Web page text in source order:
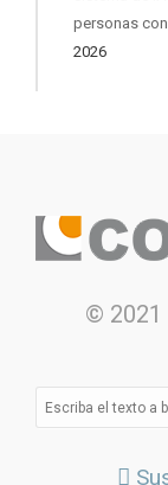
personas
2026
© 2021